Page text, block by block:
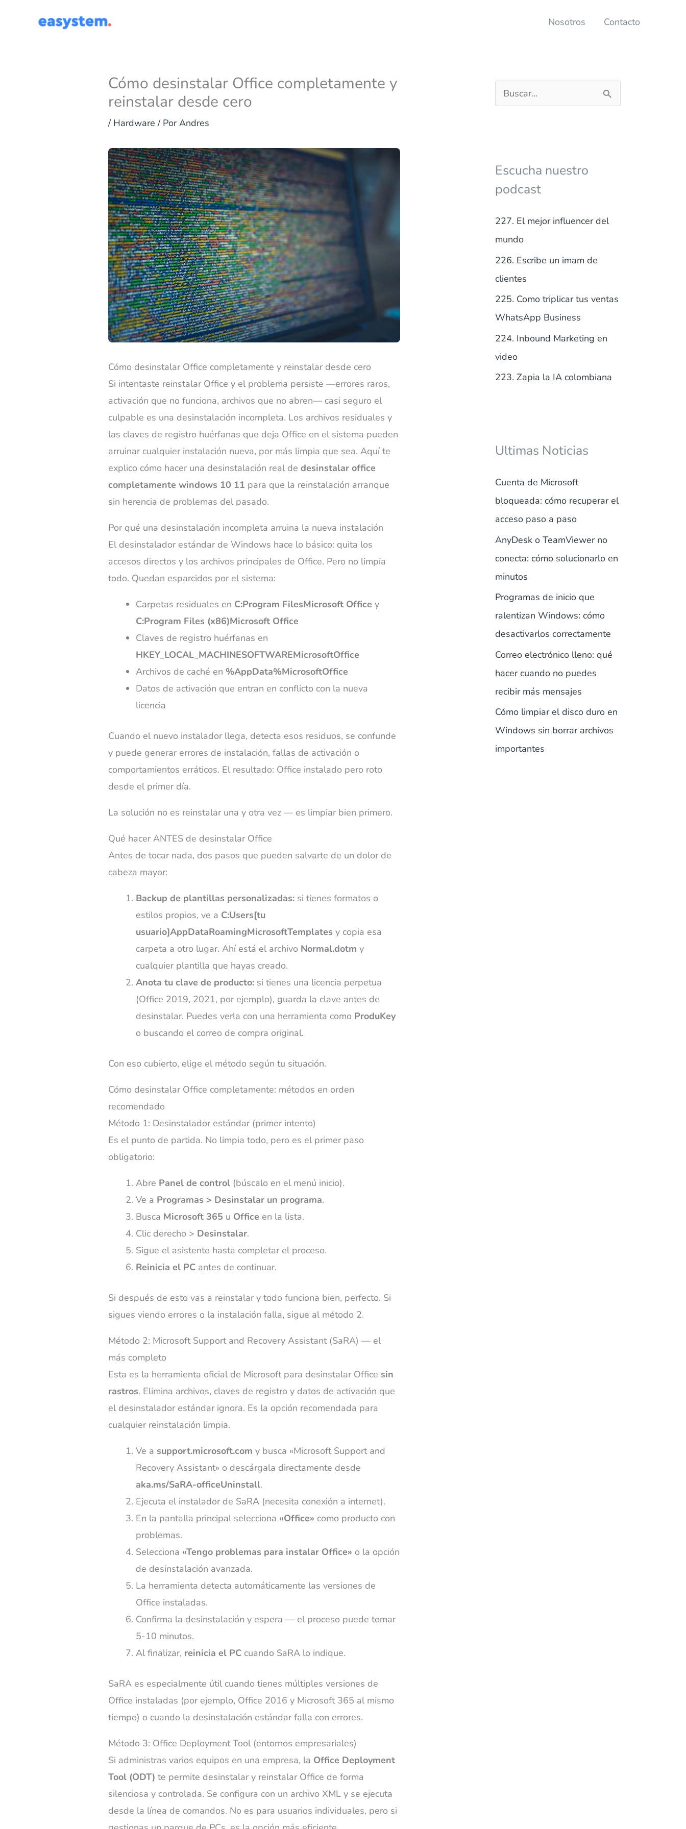
Nosotros Contacto
Cómo desinstalar Office completamente y
reinstalar desde cero
/ Hardware / PorAndres
Cómo desinstalar Office completamente y reinstalar desde cero
Si intentaste reinstalar Office y el problema persiste —errores raros,
activación que no funciona, archivos que no abren— casi seguro el
culpable es una desinstalación incompleta. Los archivos residuales y
las claves de registro huérfanas que deja Office en el sistema pueden
arruinar cualquier instalación nueva, por más limpia que sea. Aquí te
explico cómo hacer una desinstalación real dedesinstalar office
completamente windows 10 11 para que la reinstalación arranque
sin herencia de problemas del pasado.
Por qué una desinstalación incompleta arruina la nueva instalación
El desinstalador estándar de Windows hace lo básico: quita los
accesos directos y los archivos principales de Office. Pero no limpia
todo. Quedan esparcidos por el sistema:
Carpetas residuales en C:Program FilesMicrosoft Office y
C:Program Files (x86)Microsoft Office
Claves de registro huérfanas en
HKEY_LOCAL_MACHINESOFTWAREMicrosoftOffice
Archivos de caché en %AppData%MicrosoftOffice
Datos de activación que entran en conflicto con la nueva
licencia
Cuando el nuevo instalador llega, detecta esos residuos, se confunde
y puede generar errores de instalación, fallas de activación o
comportamientos erráticos. El resultado: Office instalado pero roto
desde el primer día.
La solución no es reinstalar una y otra vez — es limpiar bien primero.
Qué hacer ANTES de desinstalar Office
Antes de tocar nada, dos pasos que pueden salvarte de un dolor de
cabeza mayor:
Backup de plantillas personalizadas: si tienes formatos o
estilos propios, ve a C:Users[tu
usuario]AppDataRoamingMicrosoftTemplates y copia esa
carpeta a otro lugar. Ahí está el archivo Normal.dotm y
cualquier plantilla que hayas creado.
Anota tu clave de producto: si tienes una licencia perpetua
(Office 2019, 2021, por ejemplo), guarda la clave antes de
desinstalar. Puedes verla con una herramienta como ProduKey
o buscando el correo de compra original.
Con eso cubierto, elige el método según tu situación.
Cómo desinstalar Office completamente: métodos en orden
recomendado
Método 1: Desinstalador estándar (primer intento)
Es el punto de partida. No limpia todo, pero es el primer paso
obligatorio:
Abre Panel de control (búscalo en el menú inicio).
Ve a Programas > Desinstalar un programa.
Busca Microsoft 365 u Office en la lista.
Clic derecho > Desinstalar.
Sigue el asistente hasta completar el proceso.
Reinicia el PC antes de continuar.
Si después de esto vas a reinstalar y todo funciona bien, perfecto. Si
sigues viendo errores o la instalación falla, sigue al método 2.
Método 2: Microsoft Support and Recovery Assistant (SaRA) — el
más completo
Esta es la herramienta oficial de Microsoft para desinstalar Officesin
rastros. Elimina archivos, claves de registro y datos de activación que
el desinstalador estándar ignora. Es la opción recomendada para
cualquier reinstalación limpia.
Ve asupport.microsoft.com y busca «Microsoft Support and
Recovery Assistant» o descárgala directamente desde
aka.ms/SaRA-officeUninstall.
Ejecuta el instalador de SaRA (necesita conexión a internet).
En la pantalla principal selecciona «Office» como producto con
problemas.
Selecciona «Tengo problemas para instalar Office» o la opción
de desinstalación avanzada.
La herramienta detecta automáticamente las versiones de
Office instaladas.
Confirma la desinstalación y espera — el proceso puede tomar
5-10 minutos.
Al finalizar, reinicia el PC cuando SaRA lo indique.
SaRA es especialmente útil cuando tienes múltiples versiones de
Office instaladas (por ejemplo, Office 2016 y Microsoft 365 al mismo
tiempo) o cuando la desinstalación estándar falla con errores.
Método 3: Office Deployment Tool (entornos empresariales)
Si administras varios equipos en una empresa, la Office Deployment
Tool (ODT) te permite desinstalar y reinstalar Office de forma
silenciosa y controlada. Se configura con un archivo XML y se ejecuta
desde la línea de comandos. No es para usuarios individuales, pero si
u
a
p
o
r
:
Escucha nuestro
podcast
227. El mejor influencer del
mundo
226. Escribe un imam de
clientes
225. Como triplicar tus ventas
WhatsApp Business
224. Inbound Marketing en
video
223. Zapia la IA colombiana
Ultimas Noticias
Cuenta de Microsoft
bloqueada: cómo recuperar el
acceso paso a paso
AnyDesk o TeamViewer no
conecta: cómo solucionarlo en
minutos
Programas de inicio que
ralentizan Windows: cómo
desactivarlos correctamente
Correo electrónico lleno: qué
hacer cuando no puedes
recibir más mensajes
Cómo limpiar el disco duro en
Windows sin borrar archivos
importantes